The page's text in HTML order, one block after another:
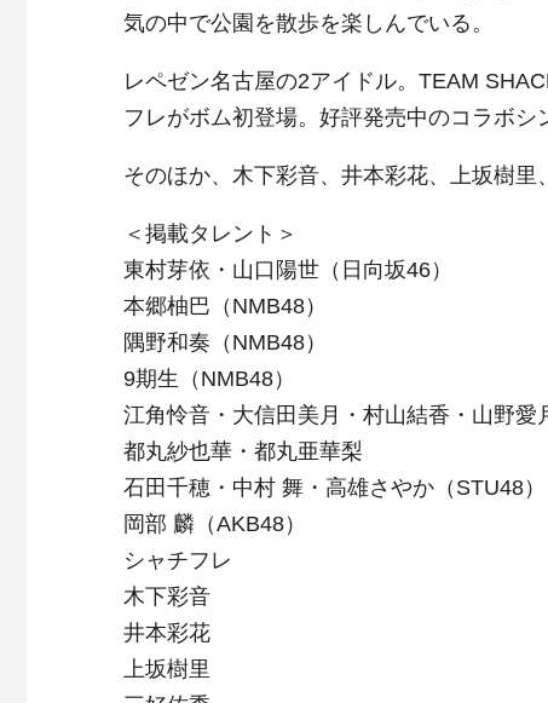
気の中で公園を散歩を楽しんでいる。
レペゼン名古屋の2アイドル。TEAM
フレがボム初登場。好評発売中のコラボシ
そのほか、木下彩音、井本彩花、上坂樹里
＜掲載タレント＞
東村芽依・山口陽世（日向坂46）
本郷柚巴（NMB48）
隅野和奏（NMB48）
9期生（NMB48）
江角怜音・大信田美月・村山結香・山野愛
都丸紗也華・都丸亜華梨
石田千穂・中村 舞・高雄さやか（STU48）
岡部 麟（AKB48）
シャチフレ
木下彩音
井本彩花
上坂樹里